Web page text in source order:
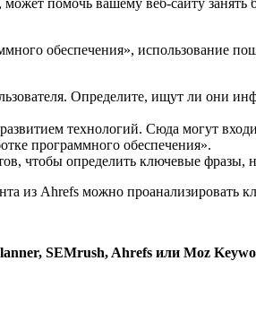
помочь вашему веб-сайту занять
обеспечения», использование
Определите, ищут ли они
технологий. Сюда могут
программного обеспечения».
чтобы определить ключевые
из Ahrefs можно проанализировать
SEMrush, Ahrefs или Moz